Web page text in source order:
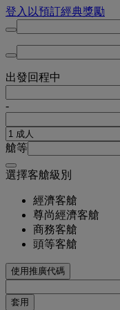
登入以預訂經典獎勵
出發回程中
-
艙等
選擇客艙級別
經濟客艙
尊尚經濟客艙
商務客艙
頭等客艙
使用推廣代碼
套用